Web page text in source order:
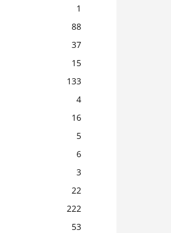
1
88
37
15
133
4
16
5
6
3
22
222
53